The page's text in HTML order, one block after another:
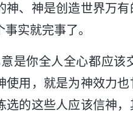
神、神是创造世界万
实就完事了。
是你全人全心都应该
使用，就是为神效力
选的这些人应该信神